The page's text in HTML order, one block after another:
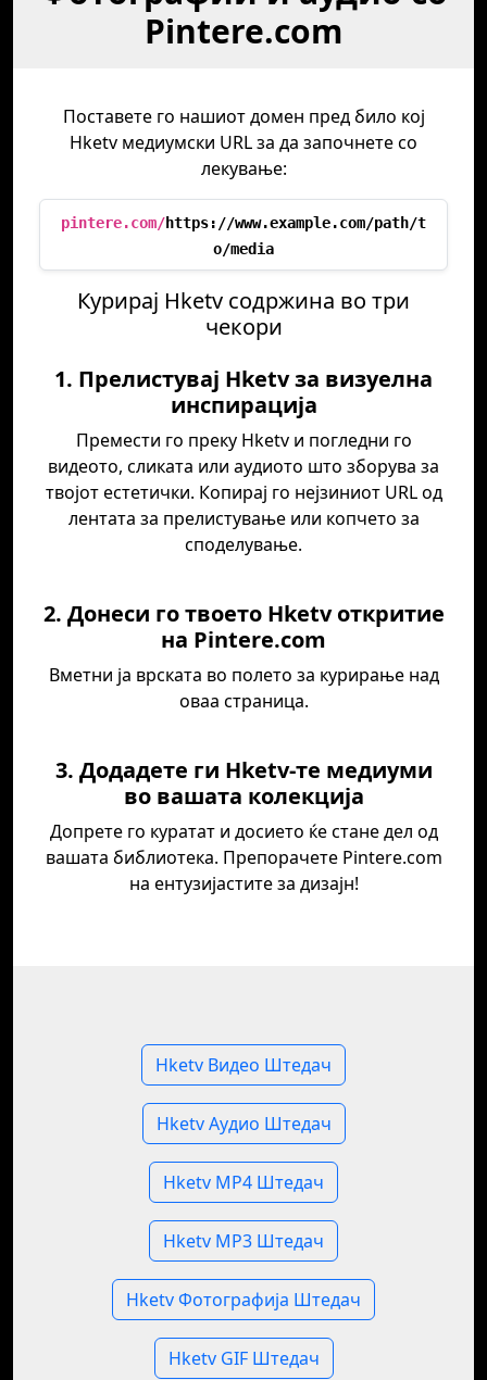
Pintere.com
Поставете го нашиот домен пред било кој
Hketv медиумски URL за да започнете со
лекување:
pintere.com/https://www.example.com/path/t
o/media
Курирај Hketv содржина во три
чекори
1. Прелистувај Hketv за визуелна
инспирација
Премести го преку Hketv и погледни го
видеото, сликата или аудиото што зборува за
твојот естетички. Копирај го нејзиниот URL од
лентата за прелистување или копчето за
споделување.
2. Донеси го твоето Hketv откритие
на Pintere.com
Вметни ја врската во полето за курирање над
оваа страница.
3. Додадете ги Hketv-те медиуми
во вашата колекција
Допрете го куратат и досието ќе стане дел од
вашата библиотека. Препорачете Pintere.com
на ентузијастите за дизајн!
Hketv Видео Штедач
Hketv Аудио Штедач
Hketv MP4 Штедач
Hketv MP3 Штедач
Hketv Фотографија Штедач
Hketv GIF Штедач